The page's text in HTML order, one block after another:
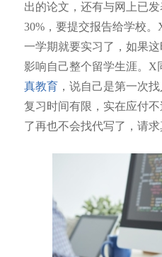
出的论文，还有与网上已
30%，要提交报告给学校
一学期就要实习了，如果
影响自己整个留学生涯。X
真教育，说自己是第一次
复习时间有限，实在应付
了再也不会找代写了，请求